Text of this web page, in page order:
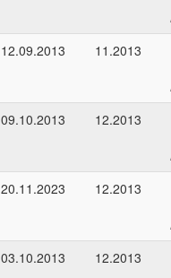
12.09.2013
11.2013
09.10.2013
12.2013
20.11.2023
12.2013
03.10.2013
12.2013